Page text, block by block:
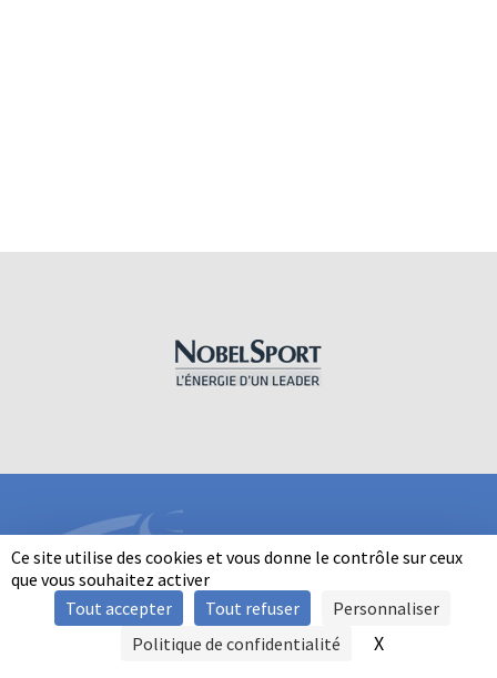
Ce site utilise des cookies et vous donne le contrôle sur ceux
que vous souhaitez activer
Tout accepter
Tout refuser
Personnaliser
Politique de confidentialité
X
INFORMATIONS
SIGNALER UNE VIOLENCE